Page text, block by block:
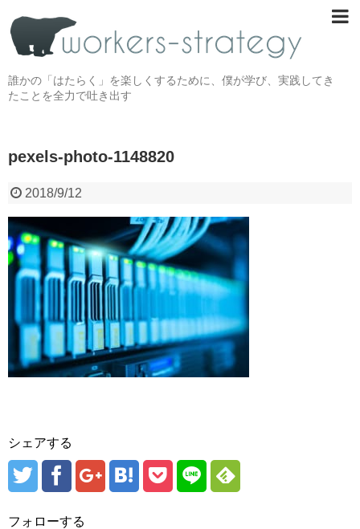
誰かの「はたらく」を楽しくするために、僕が学び、実践してき
たことを全力で吐き出す
pexels-photo-1148820
2018/9/12
シェアする
フォローする